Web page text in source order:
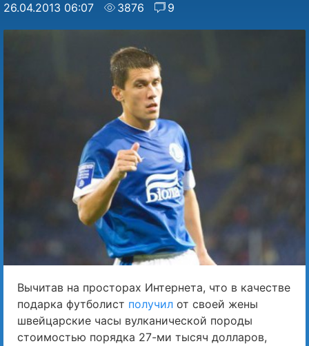
26.04.2013 06:07 3876 9
Вычитав на просторах Интернета, что в качестве
подарка футболист получил от своей жены
швейцарские часы вулканической породы
стоимостью порядка 27-ми тысяч долларов,